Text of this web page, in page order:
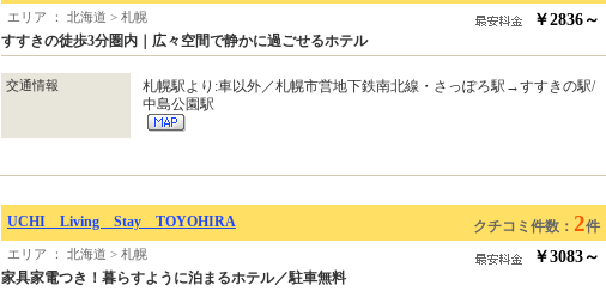
エリア ： 北海道 > 札幌 ￥2836～
すすきの徒歩3分圏内｜広々空間で静かに過ごせるホテル
交通情報
札幌駅より:車以外／札幌市営地下鉄南北線・さっぽろ駅→すすきの駅/
中島公園駅
UCHI Living Stay TOYOHIRA クチコミ件数： 2件
エリア ： 北海道 > 札幌 ￥3083～
家具家電つき！暮らすように泊まるホテル／駐車無料